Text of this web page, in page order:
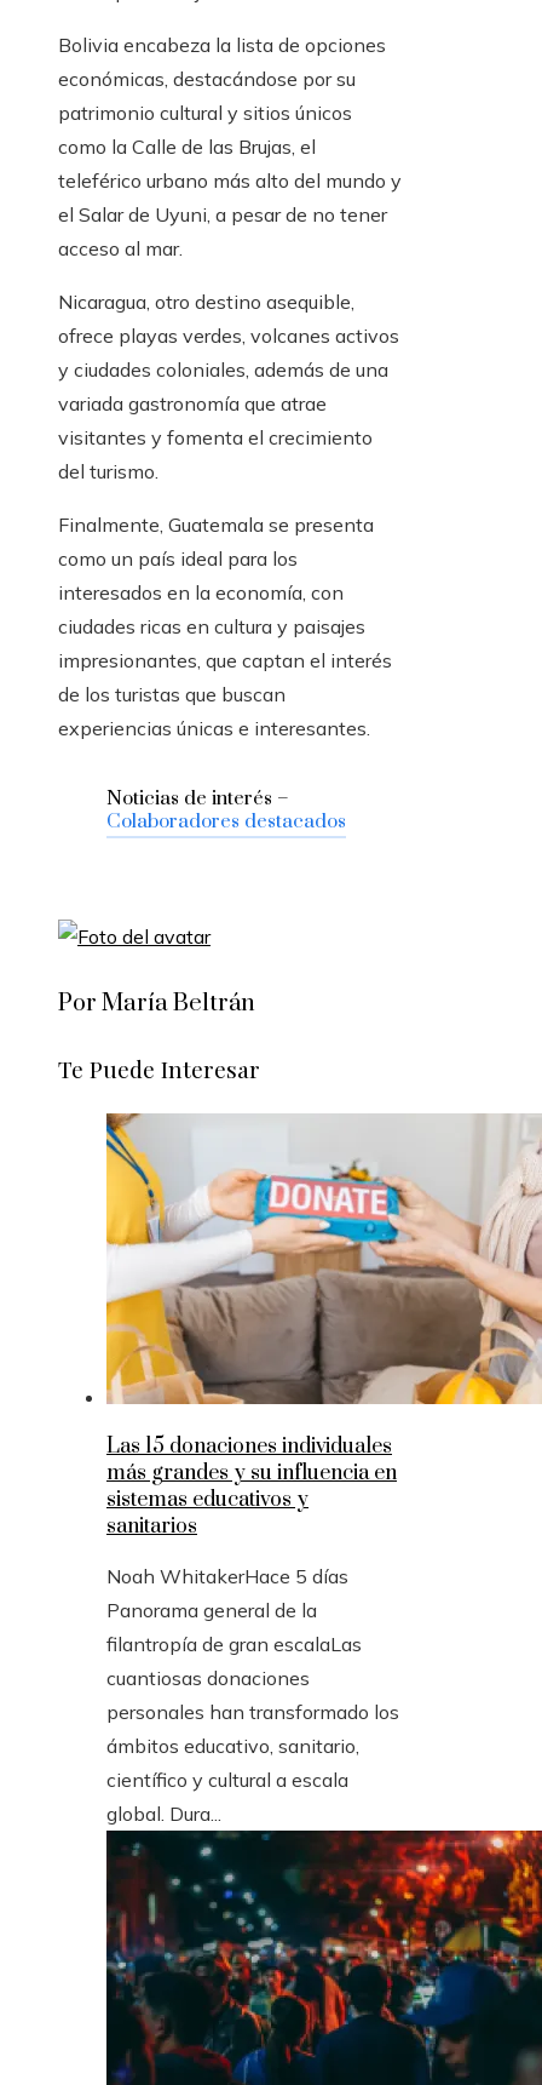
Bolivia encabeza la lista de opciones
económicas, destacándose por su
patrimonio cultural y sitios únicos
como la Calle de las Brujas, el
teleférico urbano más alto del mundo y
el Salar de Uyuni, a pesar de no tener
acceso al mar.
Nicaragua, otro destino asequible,
ofrece playas verdes, volcanes activos
y ciudades coloniales, además de una
variada gastronomía que atrae
visitantes y fomenta el crecimiento
del turismo.
Finalmente, Guatemala se presenta
como un país ideal para los
interesados ​​en la economía, con
ciudades ricas en cultura y paisajes
impresionantes, que captan el interés
de los turistas que buscan
experiencias únicas e interesantes.
Noticias de interés –
Colaboradores destacados
Por María Beltrán
Te Puede Interesar
Las 15 donaciones individuales
más grandes y su influencia en
sistemas educativos y
sanitarios
Noah WhitakerHace 5 días
Panorama general de la
filantropía de gran escalaLas
cuantiosas donaciones
personales han transformado los
ámbitos educativo, sanitario,
científico y cultural a escala
global. Dura...